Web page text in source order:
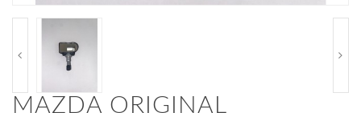
MAZDA ORIGINAL